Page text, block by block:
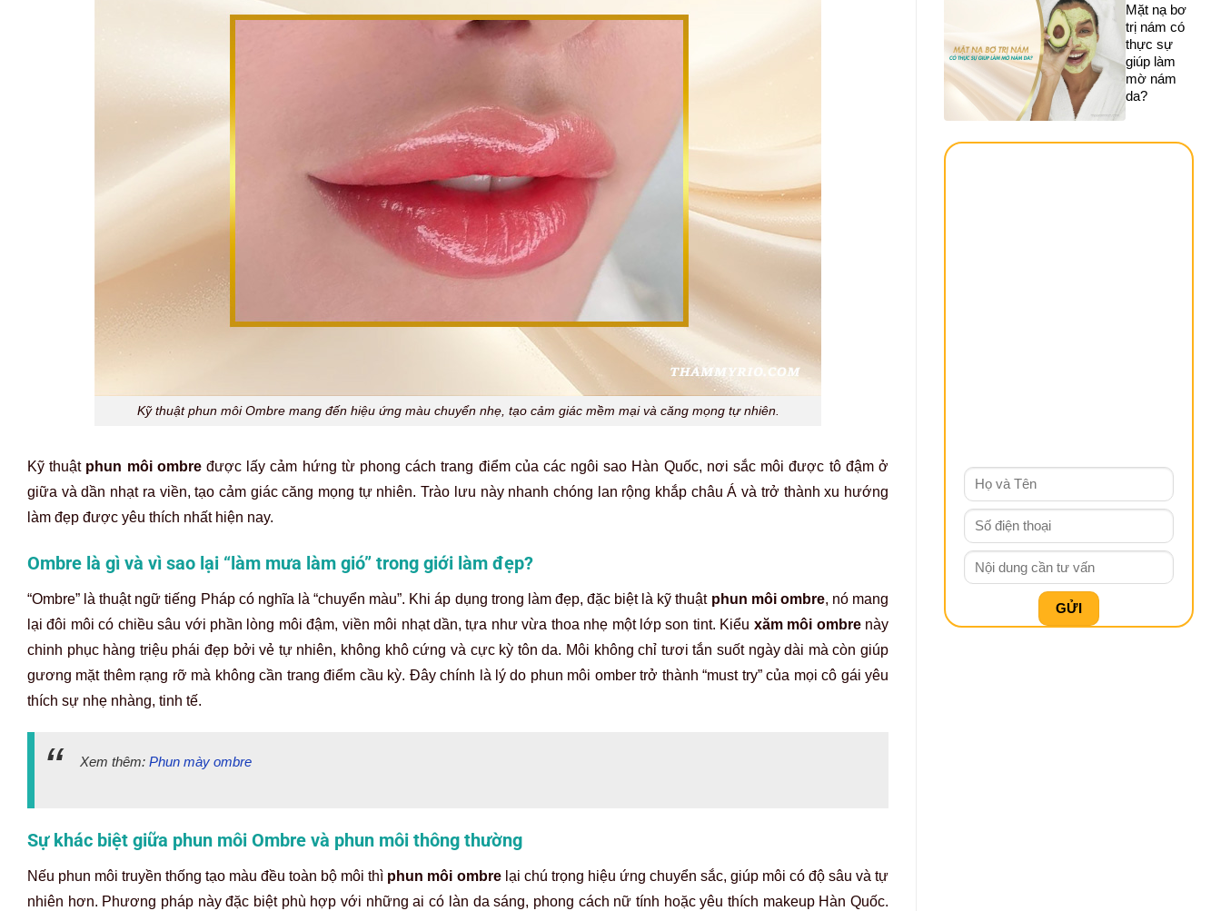
Kỹ thuật phun môi Ombre mang đến hiệu ứng màu chuyển nhẹ, tạo cảm giác mềm mại và căng mọng tự nhiên.
Kỹ thuật phun môi ombređược lấy cảm hứng từ phong cách trang điểm của các ngôi sao Hàn Quốc, nơi sắc môi được tô đậm ở
giữa và dần nhạt ra viền, tạo cảm giác căng mọng tự nhiên. Trào lưu này nhanh chóng lan rộng khắp châu Á và trở thành xu hướng
làm đẹp được yêu thích nhất hiện nay.
Ombre là gì và vì sao lại “làm mưa làm gió” trong giới làm đẹp?
“Ombre” là thuật ngữ tiếng Pháp có nghĩa là “chuyển màu”. Khi áp dụng trong làm đẹp, đặc biệt là kỹ thuật phun môi ombre, nó mang
lại đôi môi có chiều sâu với phần lòng môi đậm, viền môi nhạt dần, tựa như vừa thoa nhẹ một lớp son tint. Kiểu xăm môi ombrenày
chinh phục hàng triệu phái đẹp bởi vẻ tự nhiên, không khô cứng và cực kỳ tôn da. Môi không chỉ tươi tắn suốt ngày dài mà còn giúp
gương mặt thêm rạng rỡ mà không cần trang điểm cầu kỳ. Đây chính là lý do phun môi omber trở thành “must try” của mọi cô gái yêu
thích sự nhẹ nhàng, tinh tế.
Xem thêm: Phun mày ombre
Sự khác biệt giữa phun môi Ombre và phun môi thông thường
Nếu phun môi truyền thống tạo màu đều toàn bộ môi thì phun môi ombrelại chú trọng hiệu ứng chuyển sắc, giúp môi có độ sâu và tự
nhiên hơn. Phương pháp này đặc biệt phù hợp với những ai có làn da sáng, phong cách nữ tính hoặc yêu thích makeup Hàn Quốc.
Mặt nạ bơ
trị nám có
thực sự
giúp làm
mờ nám
da?